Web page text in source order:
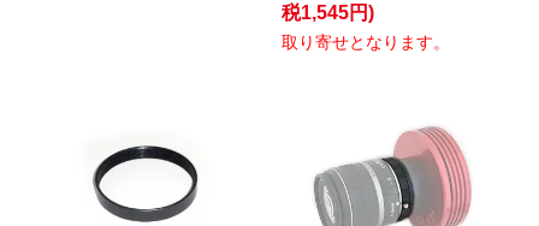
税1,545円)
取り寄せとなります。